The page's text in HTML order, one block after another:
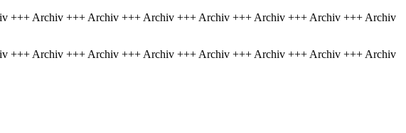
Archiv +++ Archiv +++ Archiv +++ Archiv +++ Archiv +++ Archiv +++ Archiv
Archiv +++ Archiv +++ Archiv +++ Archiv +++ Archiv +++ Archiv +++ Archiv